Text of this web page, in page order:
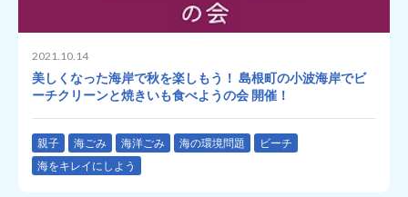
2021.10.14
美しくなった海岸で秋を楽しもう！ 島根町の小波海岸でビ
ーチクリーンと焼きいも食べようの会 開催！
親子 海ごみ 海洋ごみ 海の環境問題
ビーチ
海をキレイにしよう